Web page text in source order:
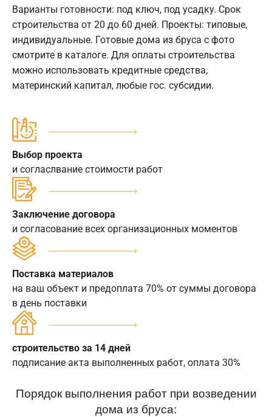
Варианты готовности: под ключ, под усадку. Срок
строительства от 20 до 60 дней. Проекты: типовые,
индивидуальные. Готовые дома из бруса с фото
смотрите в каталоге. Для оплаты строительства
можно использовать кредитные средства,
материнский капитал, любые гос. субсидии.
Выбор проекта
и согласлвание стоимости работ
Заключение договора
и согласование всех организационных моментов
Поставка материалов
на ваш объект и предоплата 70% от суммы договора
в день поставки
строительство за 14 дней
подписание акта выполненных работ, оплата 30%
Порядок выполнения работ при возведении
дома из бруса: